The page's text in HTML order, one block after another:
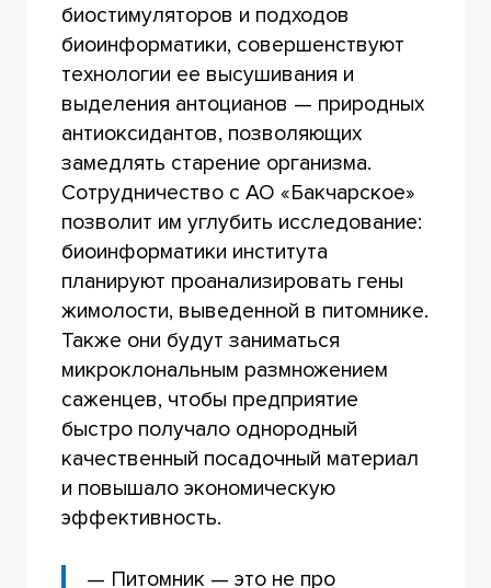
биостимуляторов и подходов
биоинформатики, совершенствуют
технологии ее высушивания и
выделения антоцианов — природных
антиоксидантов, позволяющих
замедлять старение организма.
Сотрудничество с АО «Бакчарское»
позволит им углубить исследование:
биоинформатики института
планируют проанализировать гены
жимолости, выведенной в питомнике.
Также они будут заниматься
микроклональным размножением
саженцев, чтобы предприятие
быстро получало однородный
качественный посадочный материал
и повышало экономическую
эффективность.
— Питомник — это не про